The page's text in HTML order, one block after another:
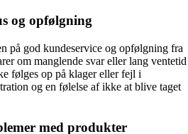
og opfølgning
på god kundeservice og opfølgning fra
om manglende svar eller lang ventetid
følges op på klager eller fejl i
og en følelse af ikke at blive taget
med produkter